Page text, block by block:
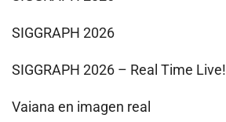
SIGGRAPH 2026
SIGGRAPH 2026 – Real Time Live!
Vaiana en imagen real